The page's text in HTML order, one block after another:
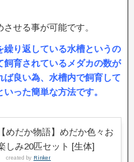
せる事が可能です。
繰り返している水槽というの
飼育されているメダカの数が
良い為、水槽内で飼育して
った簡単な方法です。
【めだか物語】めだか色々お
しみ20匹セット [生体]
created by Rinker